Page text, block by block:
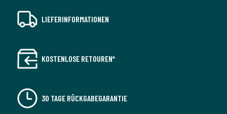
LIEFERINFORMATIONEN
KOSTENLOSE RETOUREN*
30 TAGE RÜCKGABEGARANTIE